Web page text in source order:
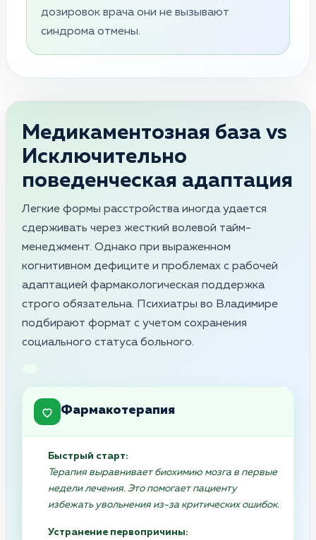
дозировок врача они не вызывают
синдрома отмены.
Медикаментозная база vs
Исключительно
поведенческая адаптация
Легкие формы расстройства иногда удается
сдерживать через жесткий волевой тайм-
менеджмент. Однако при выраженном
когнитивном дефиците и проблемах с рабочей
адаптацией фармакологическая поддержка
строго обязательна. Психиатры во Владимире
подбирают формат с учетом сохранения
социального статуса больного.
Фармакотерапия
Быстрый старт:
Терапия выравнивает биохимию мозга в первые
недели лечения. Это помогает пациенту
избежать увольнения из-за критических ошибок.
Устранение первопричины: